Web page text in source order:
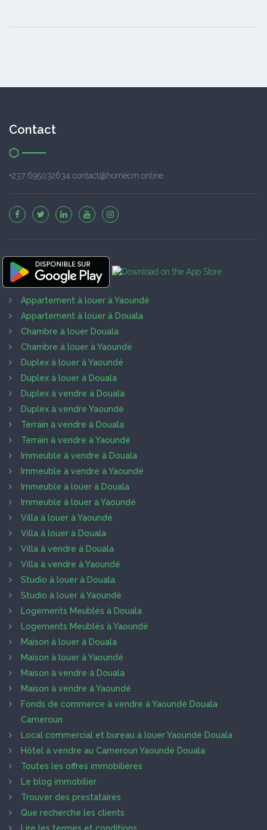
Contact
+237 695032634 contact@homecm.online
Appartement à louer à Yaoundé
Appartement à louer à Douala
Chambre à louer Douala
Chambre à louer à Yaoundé
Duplex à louer à Yaoundé
Duplex à louer à Douala
Duplex à vendre à Douala
Duplex à vendre Yaoundé
Terrain à vendre à Douala
Terrain à vendre à Yaoundé
Immeuble à vendre à Douala
Immeuble à vendre à Yaoundé
Immeuble à louer à Douala
Immeuble à louer à Yaoundé
Villa à louer à Yaoundé
Villa à louer à Douala
Villa à vendre à Douala
Villa à vendre à Yaoundé
Studio à louer à Douala
Studio à louer à Yaoundé
Logements Meublés à Douala
Logements Meublés à Yaoundé
Maison à louer à Douala
Maison à louer à Yaoundé
Maison à vendre à Douala
Maison à vendre à Yaoundé
Fonds de commerce à vendre à Yaoundé Douala
Cameroun
Local commercial et bureau à louer Yaoundé Douala
Hôtel à vendre au Cameroun Yaoundé Douala
Toutes les offres immobilières
Le blog immobilier
Trouver des prestataires
Que recherche les clients